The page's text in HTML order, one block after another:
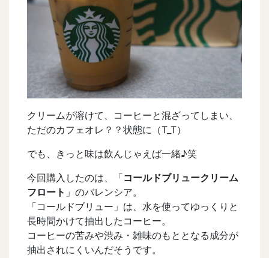
クリームが溶けて、コーヒーと混ざってしまい、
ただのカフェオレ？？状態に（T_T）
でも、きっと味は飲んじゃえば一緒♪笑
今回購入したのは、「コールドブリュークリーム
フロート 」のバレンシア。
「コールドブリュー」は、水を使ってゆっくりと
長時間かけて抽出したコーヒー。
コーヒーの苦みや渋み・雑味のもととなる成分が
抽出されにくいんだそうです。